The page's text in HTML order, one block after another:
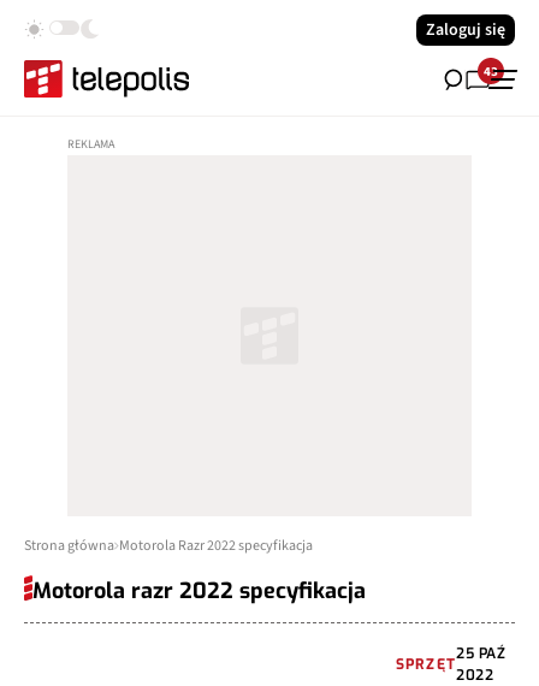
Zaloguj się
43
Strona główna Motorola Razr 2022 specyfikacja
Motorola razr 2022 specyfikacja
SPRZĘT
25 PAŹ
2022